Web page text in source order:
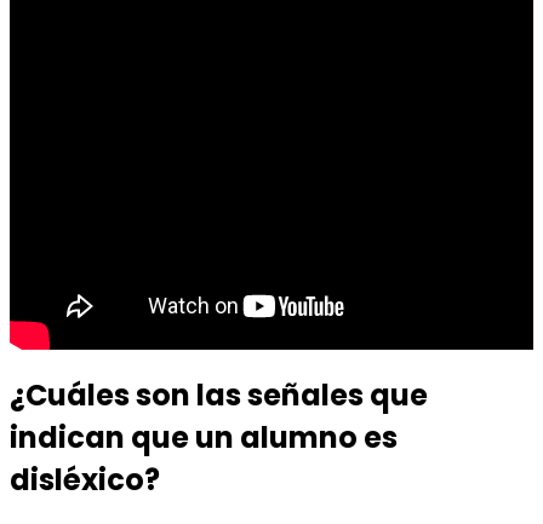
¿Cuáles son las señales que
indican que un alumno es
disléxico?